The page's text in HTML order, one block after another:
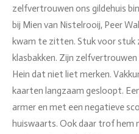
zelfvertrouwen ons gildehuis
bij Mien van Nistelrooij, Peer
kwam te zitten. Stuk voor stuk
klasbakken. Zijn
Hein dat niet liet merken.
kaarten langzaam gesloopt.
armer en met een negatieve
huiswaarts. Ook daar trof hem